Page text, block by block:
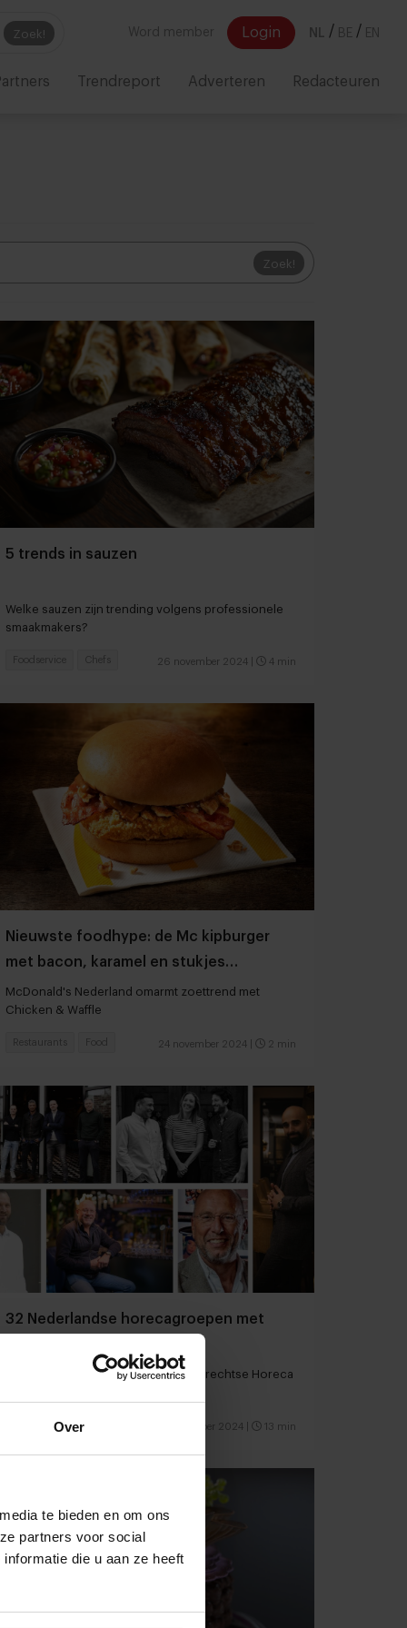
Over
te bieden en om ons
partners voor social
die u aan ze heeft
Zoek! Word member Login NL / BE / EN
Trendreport Adverteren Redacteuren
Zoek!
5 trends in sauzen
Welke sauzen zijn trending volgens professionele
smaakmakers?
26 november 2024 4 min
Foodservice Chefs
Nieuwste foodhype: de Mc kipburger
met bacon, karamel en stukjes
stroopwafel
McDonald's Nederland omarmt zoettrend met
Chicken & Waffle
24 november 2024 2 min
Restaurants Food
32 Nederlandse horecagroepen met
Van RCE met ruim 75 zaken tot de Utrechtse Horeca
18 november 2024 13 min
Restaurants